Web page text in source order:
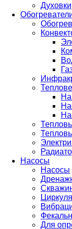
Духовки
Насосы
Насосы
Для